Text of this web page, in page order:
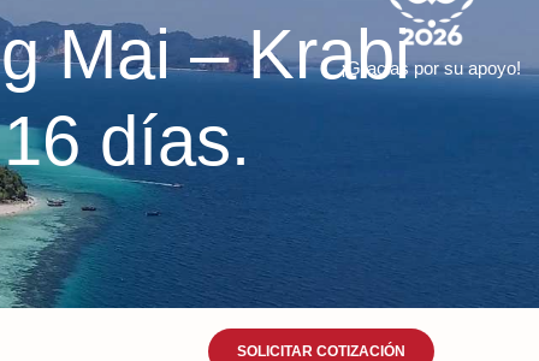
Mai – Krabi
días.
¡Gracias por su apoyo!
SOLICITAR COTIZACIÓN